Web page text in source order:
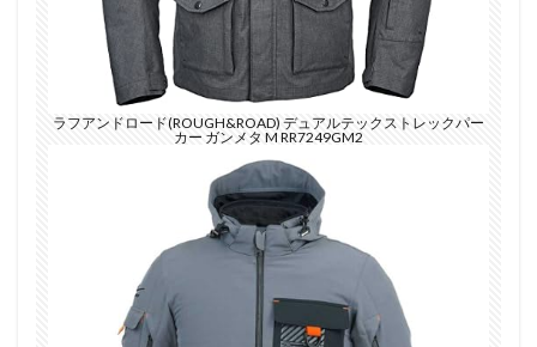
ラフアンドロード(ROUGH&ROAD) デュアルテックストレックパー
カー ガンメタ M RR7249GM2